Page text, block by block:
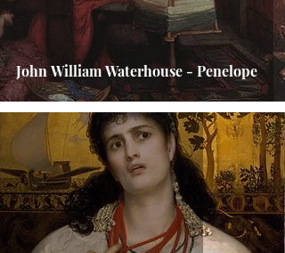
John William Waterhouse - Penelope